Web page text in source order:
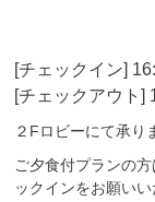
[チェックイン]
[チェックアウト]
２Fロビーにて承り
ご夕食付プランの
ックインをお願いい